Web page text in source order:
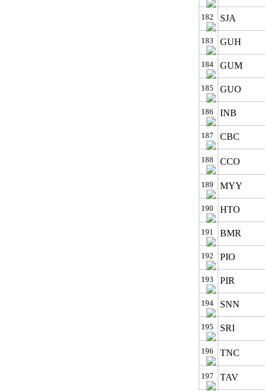
182 SJA
183 GUH
184 GUM
185 GUO
186 INB
187 CBC
188 CCO
189 MYY
190 HTO
191 BMR
192 PIO
193 PIR
194 SNN
195 SRI
196 TNC
197 TAV